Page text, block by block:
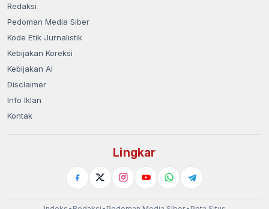
Redaksi
Pedoman Media Siber
Kode Etik Jurnalistik
Kebijakan Koreksi
Kebijakan AI
Disclaimer
Info Iklan
Kontak
Lingkar